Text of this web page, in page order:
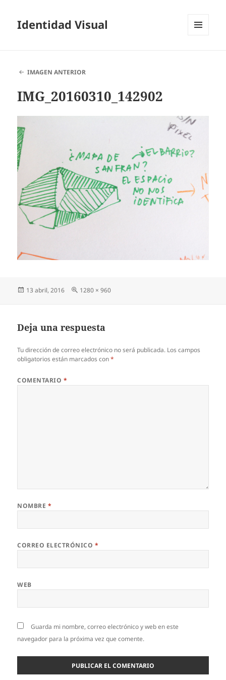
Identidad Visual
IMAGEN ANTERIOR
IMG_20160310_142902
Publicado
13 abril, 2016
Tamaño
1280 × 960
Deja una respuesta
Tu dirección de correo electrónico no será publicada. Los campos
obligatorios están marcados con*
COMENTARIO *
NOMBRE *
CORREO ELECTRÓNICO *
WEB
Guarda mi nombre, correo electrónico y web en este
navegador para la próxima vez que comente.